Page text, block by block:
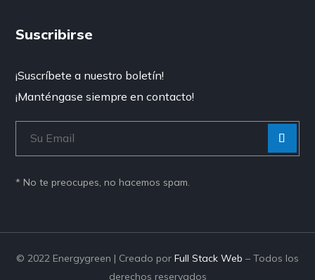
Suscribirse
¡Suscríbete a nuestro boletín!
¡Manténgase siempre en contacto!
[Enviar
“”]
* No te preocupes, no hacemos spam.
© 2022 Energygreen | Creado por Full Stack Web – Todos los
derechos reservados